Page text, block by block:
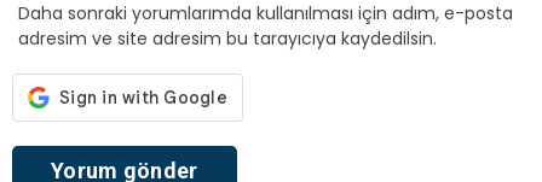
Daha sonraki yorumlarımda kullanılması için adım, e-posta
adresim ve site adresim bu tarayıcıya kaydedilsin.